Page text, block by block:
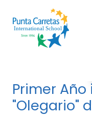
Primer
"Olegario"